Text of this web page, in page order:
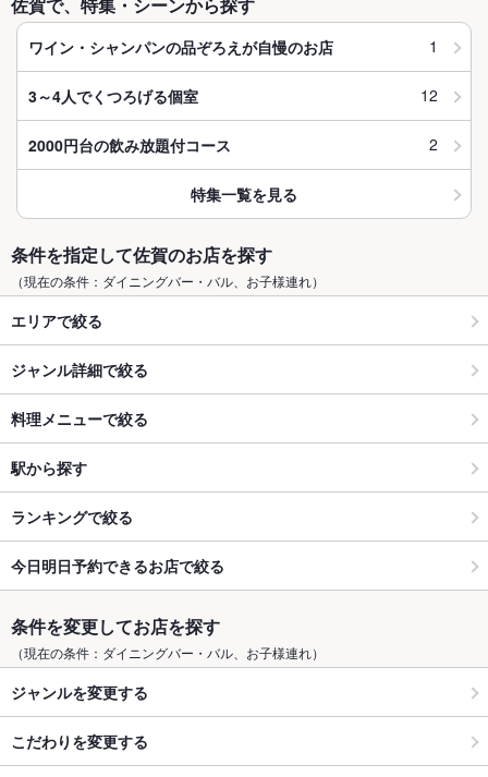
佐賀で、特集・シーンから探す
ワイン・シャンパンの品ぞろえが自慢のお店 1
3～4人でくつろげる個室 12
2000円台の飲み放題付コース 2
特集一覧を見る
条件を指定して佐賀のお店を探す
（現在の条件：ダイニングバー・バル、お子様連れ）
エリアで絞る
ジャンル詳細で絞る
料理メニューで絞る
駅から探す
ランキングで絞る
今日明日予約できるお店で絞る
条件を変更してお店を探す
（現在の条件：ダイニングバー・バル、お子様連れ）
ジャンルを変更する
こだわりを変更する